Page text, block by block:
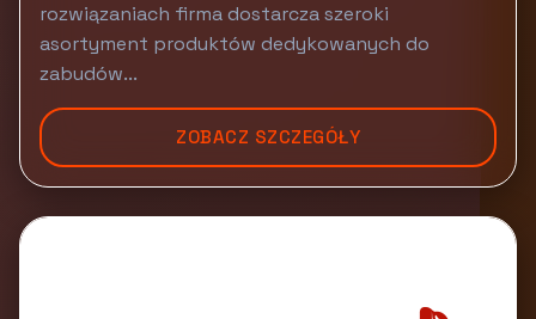
rozwiązaniach firma dostarcza szeroki
asortyment produktów dedykowanych do
zabudów...
ZOBACZ SZCZEGÓŁY